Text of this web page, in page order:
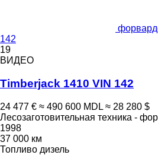
142
19
ВИДЕО
Timberjack 1410 VIN 142
24 477 € ≈ 490 600 MDL ≈ 28 280 $
Лесозаготовительная техника -
1998
37 000 км
Топливо дизель